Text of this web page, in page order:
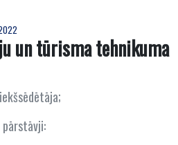
un tūrisma tehnikuma
pārstāvji: